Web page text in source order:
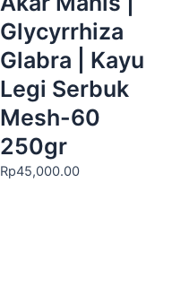
Glycyrrhiza
Glabra | Kayu
Legi Serbuk
Mesh-60
250gr
Rp45,000.00